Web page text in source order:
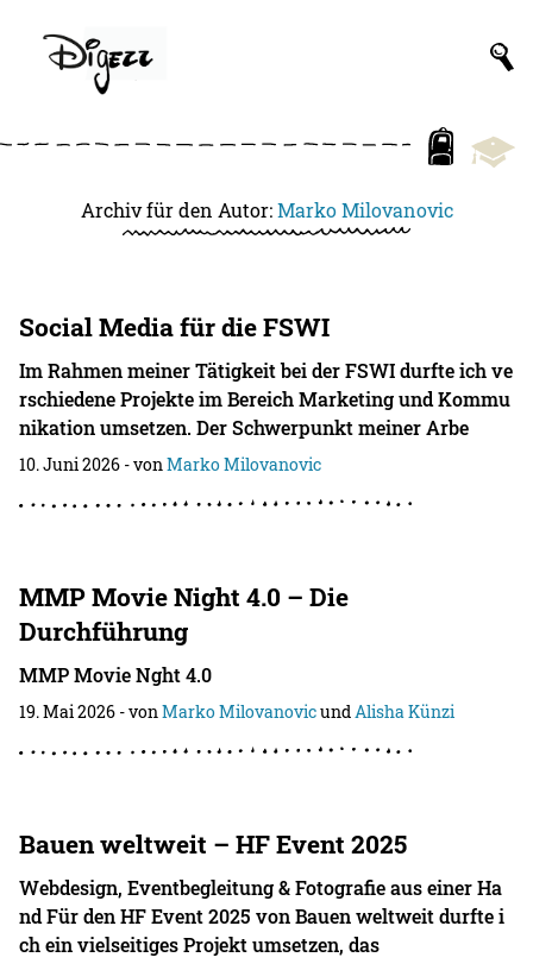
Archiv für den Autor:Marko Milovanovic
Social Media für die FSWI
Im Rahmen meiner Tätigkeit bei der FSWI durfte ich ve
rschiedene Projekte im Bereich Marketing und Kommu
nikation umsetzen. Der Schwerpunkt meiner Arbe
10. Juni 2026 - vonMarko Milovanovic
MMP Movie Night 4.0 – Die
Durchführung
MMP Movie Nght 4.0
19. Mai 2026 - vonMarko MilovanovicundAlisha Künzi
Bauen weltweit – HF Event 2025
Webdesign, Eventbegleitung & Fotografie aus einer Ha
nd Für den HF Event 2025 von Bauen weltweit durfte i
ch ein vielseitiges Projekt umsetzen, das